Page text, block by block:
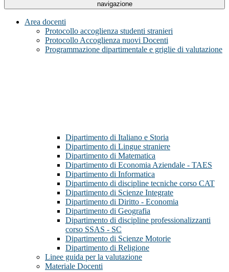
navigazione
Area docenti
Protocollo accoglienza studenti stranieri
Protocollo Accoglienza nuovi Docenti
Programmazione dipartimentale e griglie di valutazione
Dipartimento di Italiano e Storia
Dipartimento di Lingue straniere
Dipartimento di Matematica
Dipartimento di Economia Aziendale - TAES
Dipartimento di Informatica
Dipartimento di discipline tecniche corso CAT
Dipartimento di Scienze Integrate
Dipartimento di Diritto - Economia
Dipartimento di Geografia
Dipartimento di discipline professionalizzanti
corso SSAS - SC
Dipartimento di Scienze Motorie
Dipartimento di Religione
Linee guida per la valutazione
Materiale Docenti